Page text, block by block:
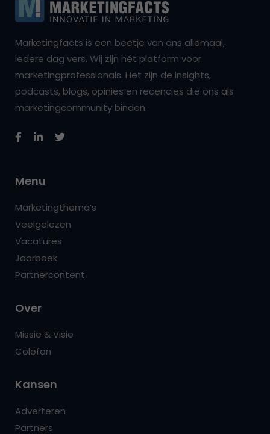
Marketingfacts is een beetje van ons allemaal,
iedere dag vers. Wij zijn hét platform voor
marketingprofessionals. Het zijn de insights,
podcasts, blogs, opinies en recencies die ons als
marketingcommunity binden.
Menu
Marketingthema’s
Veelgelezen
Vacatures
Jaarboek
Partnercontent
Over
Missie & Visie
Colofon
Kansen
Adverteren
Partners